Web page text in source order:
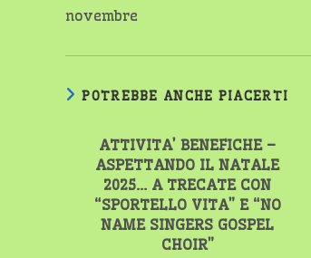
novembre
POTREBBE ANCHE PIACERTI
ATTIVITA’ BENEFICHE –
ASPETTANDO IL NATALE
2025… A TRECATE CON
“SPORTELLO VITA” E “NO
NAME SINGERS GOSPEL
CHOIR”